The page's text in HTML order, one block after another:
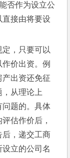
否作为设立公
接由将要设
，只要可以
价出资。例
出资还免征
从理论上
问题的。具体
估作价后，
后，递交工商
立的公司名